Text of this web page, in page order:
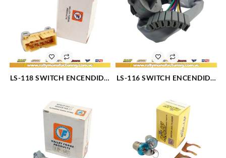
LS-118 SWITCH ENCENDIDO
LS-116 SWITCH ENCENDIDO